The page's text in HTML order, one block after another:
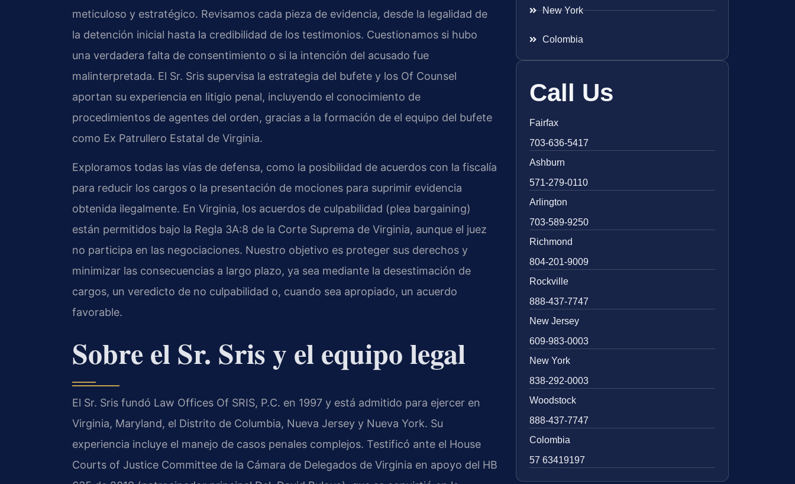
meticuloso y estratégico. Revisamos cada pieza de evidencia, desde la legalidad de
la detención inicial hasta la credibilidad de los testimonios. Cuestionamos si hubo
una verdadera falta de consentimiento o si la intención del acusado fue
malinterpretada. El Sr. Sris supervisa la estrategia del bufete y los Of Counsel
aportan su experiencia en litigio penal, incluyendo el conocimiento de
procedimientos de agentes del orden, gracias a la formación de el equipo del bufete
como Ex Patrullero Estatal de Virginia.
Exploramos todas las vías de defensa, como la posibilidad de acuerdos con la fiscalía
para reducir los cargos o la presentación de mociones para suprimir evidencia
obtenida ilegalmente. En Virginia, los acuerdos de culpabilidad (plea bargaining)
están permitidos bajo la Regla 3A:8 de la Corte Suprema de Virginia, aunque el juez
no participa en las negociaciones. Nuestro objetivo es proteger sus derechos y
minimizar las consecuencias a largo plazo, ya sea mediante la desestimación de
cargos, un veredicto de no culpabilidad o, cuando sea apropiado, un acuerdo
favorable.
Sobre el Sr. Sris y el equipo legal
El Sr. Sris fundó Law Offices Of SRIS, P.C. en 1997 y está admitido para ejercer en
Virginia, Maryland, el Distrito de Columbia, Nueva Jersey y Nueva York. Su
experiencia incluye el manejo de casos penales complejos. Testificó ante el House
Courts of Justice Committee de la Cámara de Delegados de Virginia en apoyo del HB
New York
Colombia
Call Us
Fairfax
703-636-5417
Ashburn
571-279-0110
Arlington
703-589-9250
Richmond
804-201-9009
Rockville
888-437-7747
New Jersey
609-983-0003
New York
838-292-0003
Woodstock
888-437-7747
Colombia
57 63419197